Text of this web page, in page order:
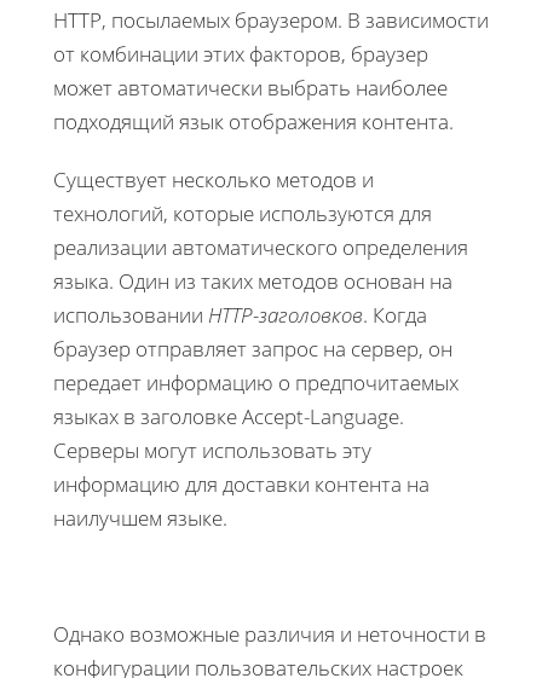
HTTP, посылаемых браузером. В зависимости
от комбинации этих факторов, браузер
может автоматически выбрать наиболее
подходящий язык отображения контента.
Существует несколько методов и
технологий, которые используются для
реализации автоматического определения
языка. Один из таких методов основан на
использовании HTTP-заголовков. Когда
браузер отправляет запрос на сервер, он
передает информацию о предпочитаемых
языках в заголовке Accept-Language.
Серверы могут использовать эту
информацию для доставки контента на
наилучшем языке.
Однако возможные различия и неточности в
конфигурации пользовательских настроек